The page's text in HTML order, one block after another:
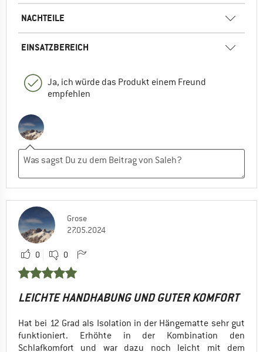
NACHTEILE
EINSATZBEREICH
Ja, ich würde das Produkt einem Freund
empfehlen
Grose
27.05.2024
0 0
LEICHTE HANDHABUNG UND GUTER KOMFORT
Hat bei 12 Grad als Isolation in der Hängematte sehr gut
funktioniert. Erhöhte in der Kombination den
Schlafkomfort und war dazu noch leicht mit dem